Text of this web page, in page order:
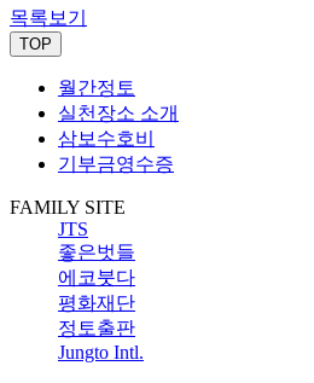
목록보기
TOP
월간정토
실천장소 소개
삼보수호비
기부금영수증
FAMILY SITE
JTS
좋은벗들
에코붓다
평화재단
정토출판
Jungto Intl.